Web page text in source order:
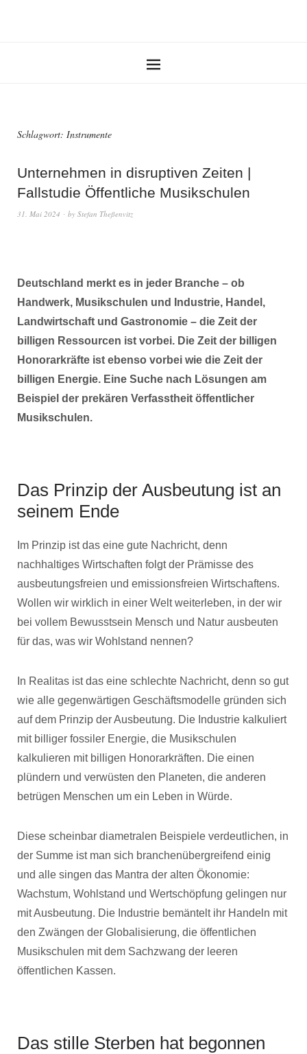
Schlagwort: Instrumente
Unternehmen in disruptiven Zeiten |
Fallstudie Öffentliche Musikschulen
31. Mai 2024 by Stefan Theßenvitz
Deutschland merkt es in jeder Branche – ob
Handwerk, Musikschulen und Industrie, Handel,
Landwirtschaft und Gastronomie – die Zeit der
billigen Ressourcen ist vorbei. Die Zeit der billigen
Honorarkräfte ist ebenso vorbei wie die Zeit der
billigen Energie. Eine Suche nach Lösungen am
Beispiel der prekären Verfasstheit öffentlicher
Musikschulen.
Das Prinzip der Ausbeutung ist an
seinem Ende
Im Prinzip ist das eine gute Nachricht, denn
nachhaltiges Wirtschaften folgt der Prämisse des
ausbeutungsfreien und emissionsfreien Wirtschaftens.
Wollen wir wirklich in einer Welt weiterleben, in der wir
bei vollem Bewusstsein Mensch und Natur ausbeuten
für das, was wir Wohlstand nennen?
In Realitas ist das eine schlechte Nachricht, denn so gut
wie alle gegenwärtigen Geschäftsmodelle gründen sich
auf dem Prinzip der Ausbeutung. Die Industrie kalkuliert
mit billiger fossiler Energie, die Musikschulen
kalkulieren mit billigen Honorarkräften. Die einen
plündern und verwüsten den Planeten, die anderen
betrügen Menschen um ein Leben in Würde.
Diese scheinbar diametralen Beispiele verdeutlichen, in
der Summe ist man sich branchenübergreifend einig
und alle singen das Mantra der alten Ökonomie:
Wachstum, Wohlstand und Wertschöpfung gelingen nur
mit Ausbeutung. Die Industrie bemäntelt ihr Handeln mit
den Zwängen der Globalisierung, die öffentlichen
Musikschulen mit dem Sachzwang der leeren
öffentlichen Kassen.
Das stille Sterben hat begonnen